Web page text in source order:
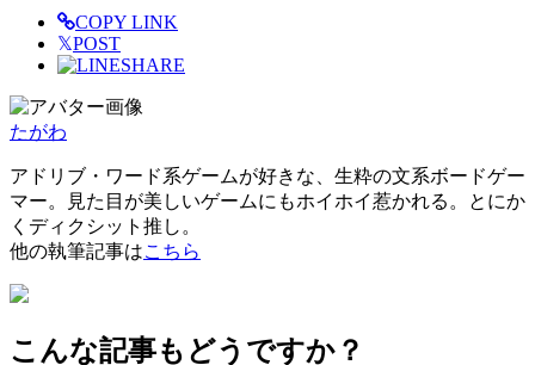
COPY LINK
𝕏POST
SHARE
たがわ
アドリブ・ワード系ゲームが好きな、生粋の文系ボードゲー
マー。見た目が美しいゲームにもホイホイ惹かれる。とにか
くディクシット推し。
他の執筆記事はこちら
こんな記事もどうですか？